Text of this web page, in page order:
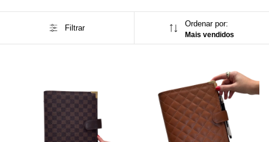
Filtrar Ordenar por:
Mais vendidos